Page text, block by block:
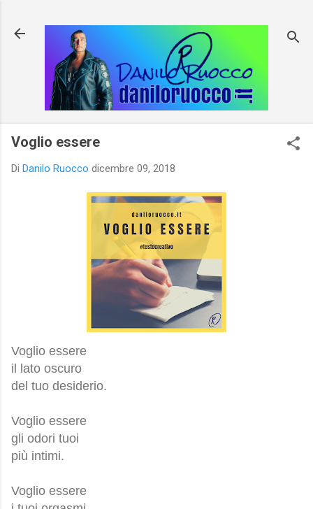
Voglio essere
Di Danilo Ruocco dicembre 09, 2018
Voglio essere
il lato oscuro
del tuo desiderio.
Voglio essere
gli odori tuoi
più intimi.
Voglio essere